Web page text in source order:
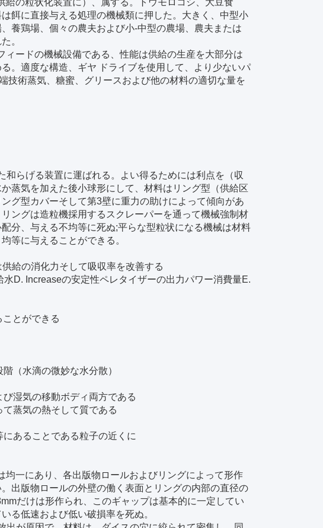
の粒状化装置に）、属する。トウモロコシ、大豆食
餌に直接与える処理の機械類に押した。大きく、中型小
養鶏場、個々の農夫および小-中型の農場、農夫または
。
ードの機械設備である、性能は供給の生産を大部分は
。適度な構造、ギヤ ドライブを使用して、より少ないパ
技術蒸気、糖蜜、グリースおよび他の材料の適切な量を
らげる装置に運ばれる。よい得るためには利点を（収
蒸気を加えた後小球形にして、材料はリング型（供給区
グ型カバーそして第3壁に重力の助けによって傾向があ
ングは造粒機採用するスクレーパーを通って機械強制材
分、与える不均等に死ぬ;平らな型粒状になる機械は材料
等に与えることができる。
給の消化力そして吸収率を改善する
D. Increaseの安定性ペレタイザーの出力パワー消費量E.
とができる
（水滴の微妙な水分散）
湿気の移動ボディ両方である
蒸気の熱そして質である
あることである粒子の近くに
一にあり、各出版物ロールおよびリングによって形作
出版物ロールの外壁の働く表面とリングの内部の直径の
だけは形作られ、このギャップは基本的に一定してい
る低速および低い破損率を死ぬ。